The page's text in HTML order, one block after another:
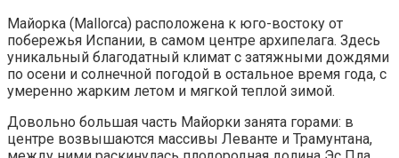
Майорка (Mallorca) расположена к юго-востоку от
побережья Испании, в самом центре архипелага. Здесь
уникальный благодатный климат с затяжными дождями
по осени и солнечной погодой в остальное время года, с
умеренно жарким летом и мягкой теплой зимой.
Довольно большая часть Майорки занята горами: в
центре возвышаются массивы Леванте и Трамунтана,